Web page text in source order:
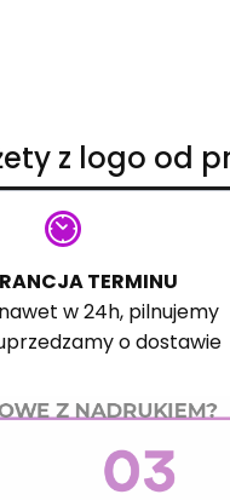
z logo od
TERMINU
w 24h, pilnujemy
o dostawie